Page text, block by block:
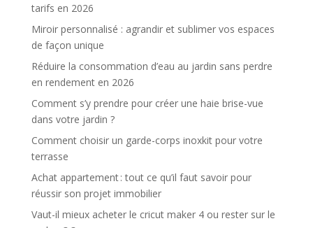
tarifs en 2026
Miroir personnalisé : agrandir et sublimer vos espaces
de façon unique
Réduire la consommation d’eau au jardin sans perdre
en rendement en 2026
Comment s’y prendre pour créer une haie brise-vue
dans votre jardin ?
Comment choisir un garde-corps inoxkit pour votre
terrasse
Achat appartement : tout ce qu’il faut savoir pour
réussir son projet immobilier
Vaut-il mieux acheter le cricut maker 4 ou rester sur le